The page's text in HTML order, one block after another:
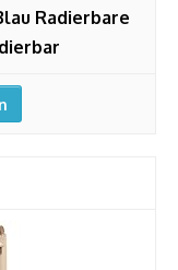
Radierbare